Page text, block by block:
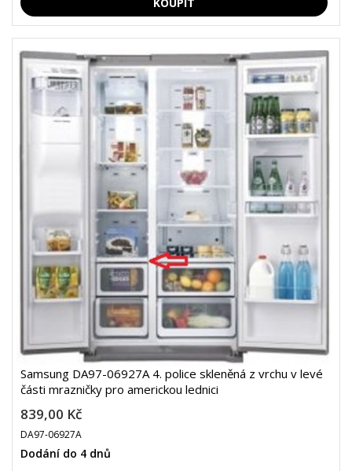
Samsung DA97-06927A 4. police skleněná z vrchu v levé
části mrazničky pro americkou lednici
839,00 Kč
DA97-06927A
Dodání do 4 dnů